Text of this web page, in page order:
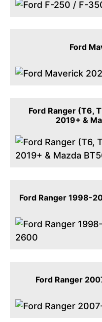
Ford
Ford Ranger (T6,
2019+ &
Ford Ranger 1998-
Ford Ranger